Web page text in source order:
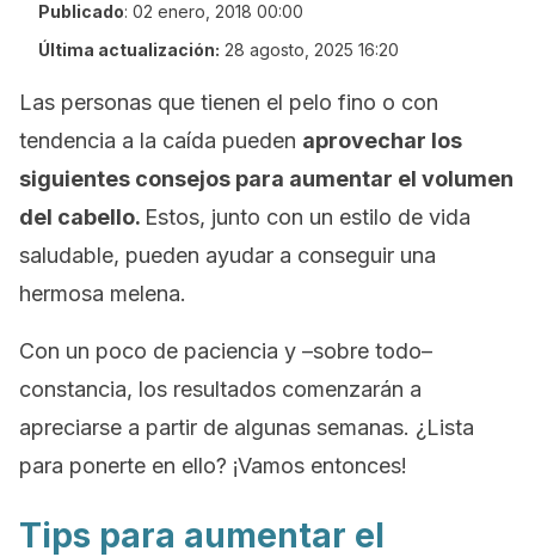
Publicado: 02 enero, 2018 00:00
Última actualización: 28 agosto, 2025 16:20
Las personas que tienen el pelo fino o con
tendencia a la caída pueden aprovechar los
siguientes consejos para aumentar el volumen
del cabello. Estos, junto con un estilo de vida
saludable, pueden ayudar a conseguir una
hermosa melena.
Con un poco de paciencia y –sobre todo–
constancia, los resultados comenzarán a
apreciarse a partir de algunas semanas. ¿Lista
para ponerte en ello? ¡Vamos entonces!
Tips para aumentar el